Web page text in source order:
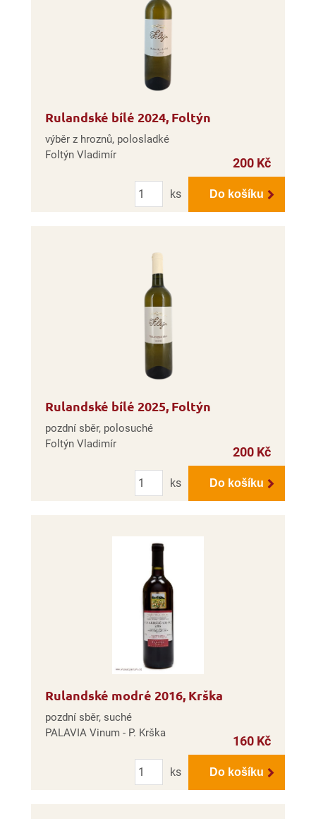
Rulandské bílé 2024, Foltýn
výběr z hroznů, polosladké
Foltýn Vladimír
200 Kč
Počet
ks
Do košíku
Rulandské bílé 2025, Foltýn
pozdní sběr, polosuché
Foltýn Vladimír
200 Kč
Počet
ks
Do košíku
Rulandské modré 2016, Krška
pozdní sběr, suché
PALAVIA Vinum - P. Krška
160 Kč
Počet
ks
Do košíku